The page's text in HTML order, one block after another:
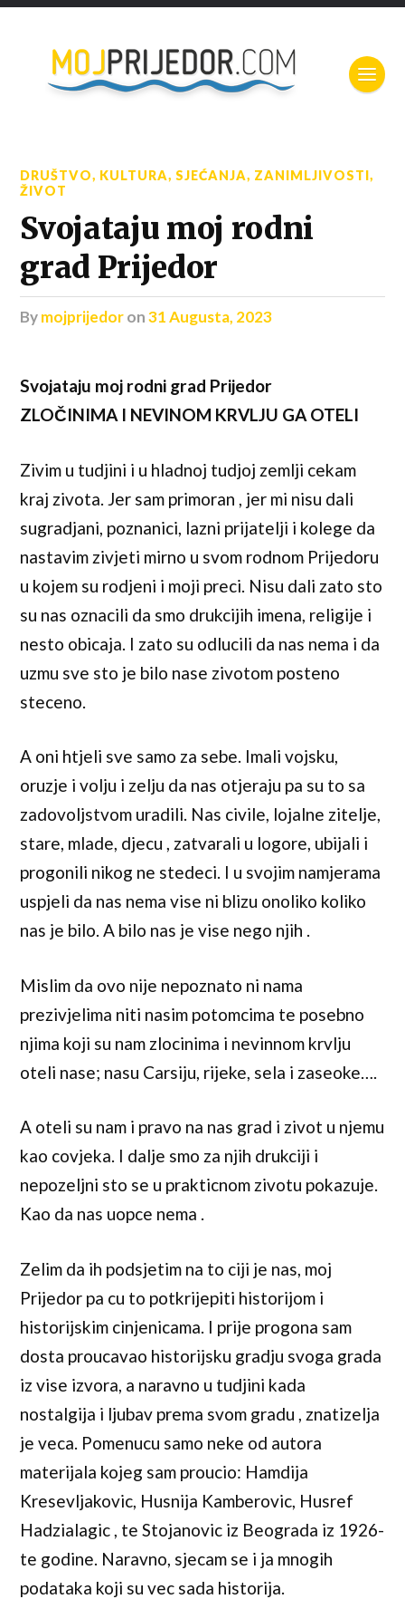
DRUŠTVO, KULTURA,SJEĆANJA, ZANIMLJIVOSTI,
ŽIVOT
Svojataju moj rodni
grad Prijedor
bymojprijedoron31 Augusta, 2023
Svojataju moj rodni grad Prijedor
ZLOČINIMA I NEVINOM KRVLJU GA OTELI
Zivim u tudjini i u hladnoj tudjoj zemlji cekam
kraj zivota. Jer sam primoran , jer mi nisu dali
sugradjani, poznanici, lazni prijatelji i kolege da
nastavim zivjeti mirno u svom rodnom Prijedoru
u kojem su rodjeni i moji preci. Nisu dali zato sto
su nas oznacili da smo drukcijih imena, religije i
nesto obicaja. I zato su odlucili da nas nema i da
uzmu sve sto je bilo nase zivotom posteno
steceno.
A oni htjeli sve samo za sebe. Imali vojsku,
oruzje i volju i zelju da nas otjeraju pa su to sa
zadovoljstvom uradili. Nas civile, lojalne zitelje,
stare, mlade, djecu , zatvarali u logore, ubijali i
progonili nikog ne stedeci. I u svojim namjerama
uspjeli da nas nema vise ni blizu onoliko koliko
nas je bilo. A bilo nas je vise nego njih .
Mislim da ovo nije nepoznato ni nama
prezivjelima niti nasim potomcima te posebno
njima koji su nam zlocinima i nevinnom krvlju
oteli nase; nasu Carsiju, rijeke, sela i zaseoke….
A oteli su nam i pravo na nas grad i zivot u njemu
kao covjeka. I dalje smo za njih drukciji i
nepozeljni sto se u prakticnom zivotu pokazuje.
Kao da nas uopce nema .
Zelim da ih podsjetim na to ciji je nas, moj
Prijedor pa cu to potkrijepiti historijom i
historijskim cinjenicama. I prije progona sam
dosta proucavao historijsku gradju svoga grada
iz vise izvora, a naravno u tudjini kada
nostalgija i ljubav prema svom gradu , znatizelja
je veca. Pomenucu samo neke od autora
materijala kojeg sam proucio: Hamdija
Kresevljakovic, Husnija Kamberovic, Husref
Hadzialagic , te Stojanovic iz Beograda iz 1926-
te godine. Naravno, sjecam se i ja mnogih
podataka koji su vec sada historija.